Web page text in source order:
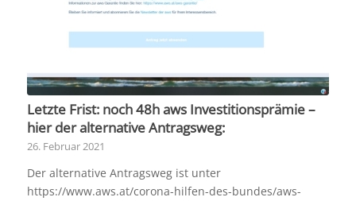
Letzte Frist: noch 48h aws Investitionsprämie –
hier der alternative Antragsweg:
26. Februar 2021
Der alternative Antragsweg ist unter
https://www.aws.at/corona-hilfen-des-bundes/aws-